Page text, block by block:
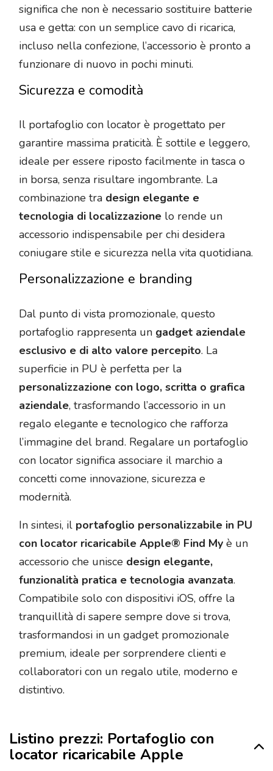
significa che non è necessario sostituire batterie
usa e getta: con un semplice cavo di ricarica,
incluso nella confezione, l’accessorio è pronto a
funzionare di nuovo in pochi minuti.
Sicurezza e comodità
Il portafoglio con locator è progettato per
garantire massima praticità. È sottile e leggero,
ideale per essere riposto facilmente in tasca o
in borsa, senza risultare ingombrante. La
combinazione tra design elegante e
tecnologia di localizzazione lo rende un
accessorio indispensabile per chi desidera
coniugare stile e sicurezza nella vita quotidiana.
Personalizzazione e branding
Dal punto di vista promozionale, questo
portafoglio rappresenta un gadget aziendale
esclusivo e di alto valore percepito. La
superficie in PU è perfetta per la
personalizzazione con logo, scritta o grafica
aziendale, trasformando l’accessorio in un
regalo elegante e tecnologico che rafforza
l’immagine del brand. Regalare un portafoglio
con locator significa associare il marchio a
concetti come innovazione, sicurezza e
modernità.
In sintesi, il portafoglio personalizzabile in PU
con locator ricaricabile Apple® Find My è un
accessorio che unisce design elegante,
funzionalità pratica e tecnologia avanzata.
Compatibile solo con dispositivi iOS, offre la
tranquillità di sapere sempre dove si trova,
trasformandosi in un gadget promozionale
premium, ideale per sorprendere clienti e
collaboratori con un regalo utile, moderno e
distintivo.
Listino prezzi: Portafoglio con
locator ricaricabile Apple